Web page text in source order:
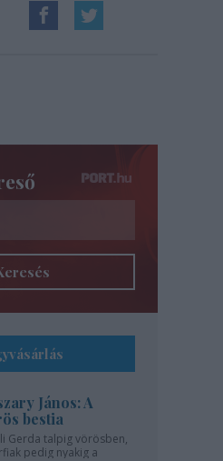
János: A
bestia
Gerda talpig vörösben,
pedig nyakig a